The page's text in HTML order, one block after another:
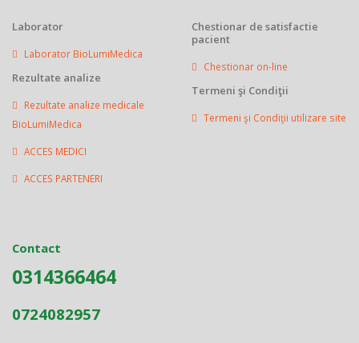
Laborator
Laborator BioLumiMedica
Rezultate analize
Rezultate analize medicale
BioLumiMedica
ACCES MEDICI
ACCES PARTENERI
Chestionar de satisfactie
pacient
Chestionar on-line
Termeni şi Condiţii
Termeni şi Condiţii utilizare site
Contact
0314366464
0724082957